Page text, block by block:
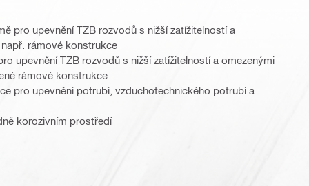
pro upevnění TZB rozvodů s nižší zatížitelností a
rámové konstrukce
upevnění TZB rozvodů s nižší zatížitelností a omezenými
rámové konstrukce
pro upevnění potrubí, vzduchotechnického potrubí a
korozivním prostředí